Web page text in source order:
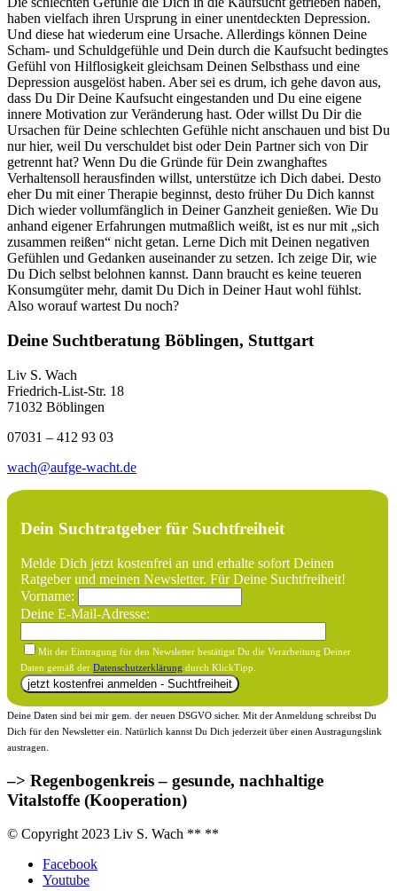
haben vielfach ihren Ursprung in einer unentdeckten Depression.
Und diese hat wiederum eine Ursache. Allerdings können Deine
Scham- und Schuldgefühle und Dein durch die Kaufsucht bedingtes
Gefühl von Hilflosigkeit gleichsam Deinen Selbsthass und eine
Depression ausgelöst haben. Aber sei es drum, ich gehe davon aus,
dass Du Dir Deine Kaufsucht eingestanden und Du eine eigene
innere Motivation zur Veränderung hast. Oder willst Du Dir die
Ursachen für Deine schlechten Gefühle nicht anschauen und bist Du
nur hier, weil Du verschuldet bist oder Dein Partner sich von Dir
getrennt hat? Wenn Du die Gründe für Dein zwanghaftes
Verhaltensoll herausfinden willst, unterstütze ich Dich dabei. Desto
eher Du mit einer Therapie beginnst, desto früher Du Dich kannst
Dich wieder vollumfänglich in Deiner Ganzheit genießen. Wie Du
anhand eigener Erfahrungen mutmaßlich weißt, ist es nur mit „sich
zusammen reißen“ nicht getan. Lerne Dich mit Deinen negativen
Gefühlen und Gedanken auseinander zu setzen. Ich zeige Dir, wie
Du Dich selbst belohnen kannst. Dann braucht es keine teueren
Konsumgüter mehr, damit Du Dich in Deiner Haut wohl fühlst.
Also worauf wartest Du noch?
Deine Suchtberatung Böblingen, Stuttgart
Liv S. Wach
Friedrich-List-Str. 18
71032 Böblingen
07031 – 412 93 03
wach@aufge-wacht.de
Dein Suchtratgeber für Suchtfreiheit
Melde Dich jetzt kostenfrei an und erhalte sofort Deinen
Ratgeber und meinen Newsletter. Für Deine Suchtfreiheit!
Vorname:
Deine E-Mail-Adresse:
Mit der Eintragung für den Newsletter bestätigst Du die Verarbeitung Deiner
Daten gemäß der Datenschutzerklärung durch KlickTipp.
Deine Daten sind bei mir gem. der neuen DSGVO sicher. Mit der Anmeldung schreibst Du
Dich für den Newsletter ein. Natürlich kannst Du Dich jederzeit über einen Austragungslink
austragen.
–> Regenbogenkreis – gesunde, nachhaltige
Vitalstoffe (Kooperation)
© Copyright 2023 Liv S. Wach ** **
Facebook
Youtube